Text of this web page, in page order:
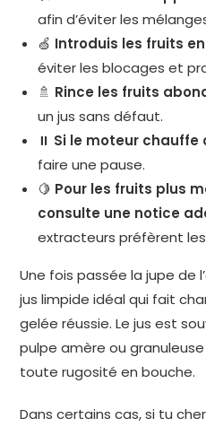
afin d’éviter les
🍏 Introduis les fruits
éviter les blocages et
🚿 Rince les fruits
un jus sans défaut.
⏸️ Si le moteur chauffe
faire une pause.
🍋 Pour les fruits plus
consulte une notice
extracteurs préfèrent
Une fois passée la jupe de
jus limpide idéal qui fait
gelée réussie. Le jus est
pulpe amère ou
toute rugosité en bouche.
Dans certains cas, si tu